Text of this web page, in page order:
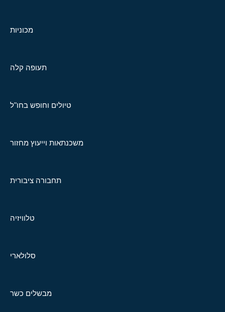
מכוניות
תעופה קלה
טיולים וחופש בחו"ל
משכנתאות וייעוץ מחזור
תחבורה ציבורית
טלוויזיה
סלולארי
מבשלים כשר